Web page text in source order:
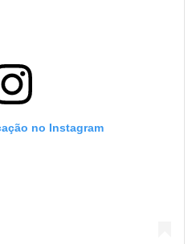
no Instagram